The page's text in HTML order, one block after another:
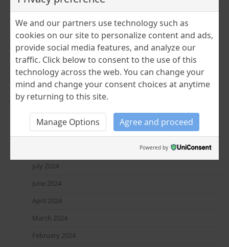
September 2025
August 2025
June 2025
April 2025
March 2025
February 2025
January 2025
December 2024
July 2024
June 2024
April 2024
March 2024
February 2024
We and our partners use technology such as
cookies on our site to personalize content and ads,
provide social media features, and analyze our
traffic. Click below to consent to the use of this
technology across the web. You can change your
mind and change your consent choices at anytime
by returning to this site.
Manage Options Agree and proceed
Powered by